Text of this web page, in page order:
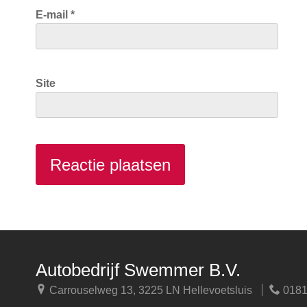
E-mail *
Site
Autobedrijf Swemmer B.V.
Carrouselweg 13, 3225 LN Hellevoetsluis